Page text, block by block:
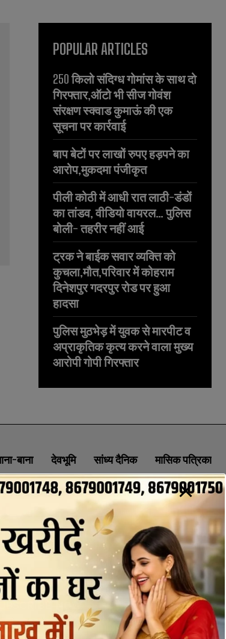
POPULAR ARTICLES
250 किलो संदिग्ध गोमांस के साथ दो
गिरफ्तार,ऑटो भी सीज गोवंश
संरक्षण स्क्वाड कुमाऊं की एक
सूचना पर कार्रवाई
बाप बेटों पर लाखों रुपए हड़पने का
आरोप,मुकदमा पंजीकृत
पीली कोठी में आधी रात लाठी-डंडों
का तांडव, वीडियो वायरल… पुलिस
बोली- तहरीर नहीं आई
ट्रक ने बाईक सवार व्यक्ति को
कुचला,मौत,परिवार में कोहराम
दिनेशपुर गदरपुर रोड पर हुआ
हादसा
पुलिस मुठभेड़ में युवक से मारपीट व
अप्राकृतिक कृत्य करने वाला मुख्य
आरोपी गोपी गिरफ्तार
बाना देवभूमि सांध्य दैनिक मासिक पत्रिका
CONTACT PRIVACY POLICY NEWSLETTER
INFORMATION